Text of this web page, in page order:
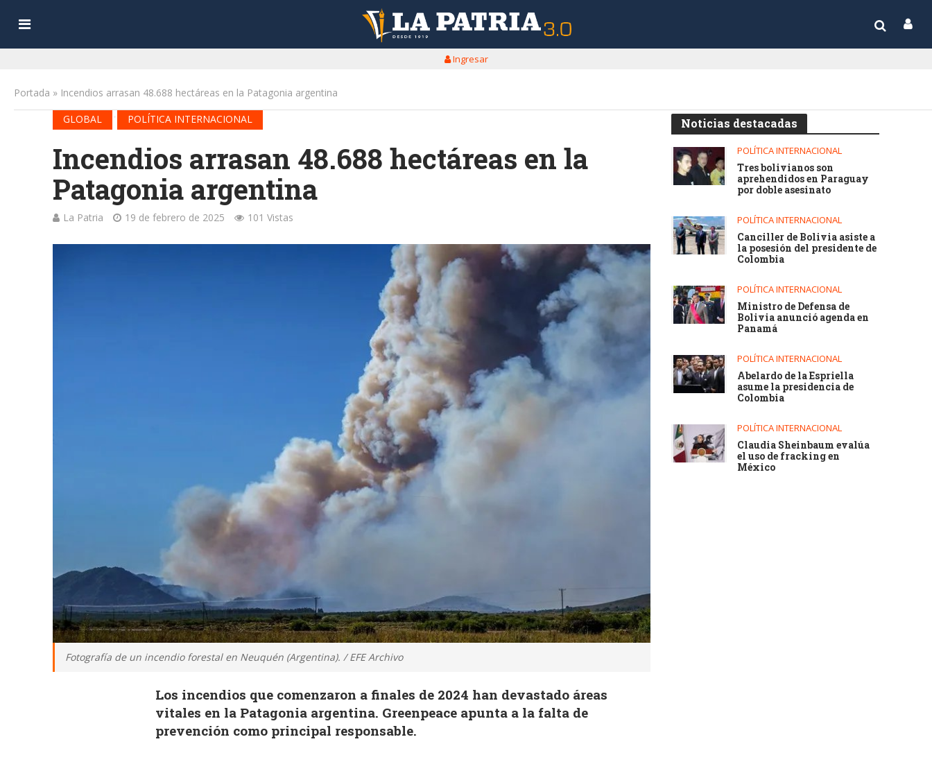
Ingresar
Portada » Incendios arrasan 48.688 hectáreas en la Patagonia argentina
GLOBAL
POLÍTICA INTERNACIONAL
Incendios arrasan 48.688 hectáreas en la
Patagonia argentina
La Patria 19 de febrero de 2025 101 Vistas
Fotografía de un incendio forestal en Neuquén (Argentina). / EFE Archivo
Los incendios que comenzaron a finales de 2024 han devastado áreas
vitales en la Patagonia argentina. Greenpeace apunta a la falta de
prevención como principal responsable.
Noticias destacadas
POLÍTICA INTERNACIONAL
Tres bolivianos son
aprehendidos en Paraguay
por doble asesinato
POLÍTICA INTERNACIONAL
Canciller de Bolivia asiste a
la posesión del presidente de
Colombia
POLÍTICA INTERNACIONAL
Ministro de Defensa de
Bolivia anunció agenda en
Panamá
POLÍTICA INTERNACIONAL
Abelardo de la Espriella
asume la presidencia de
Colombia
POLÍTICA INTERNACIONAL
Claudia Sheinbaum evalúa
el uso de fracking en
México